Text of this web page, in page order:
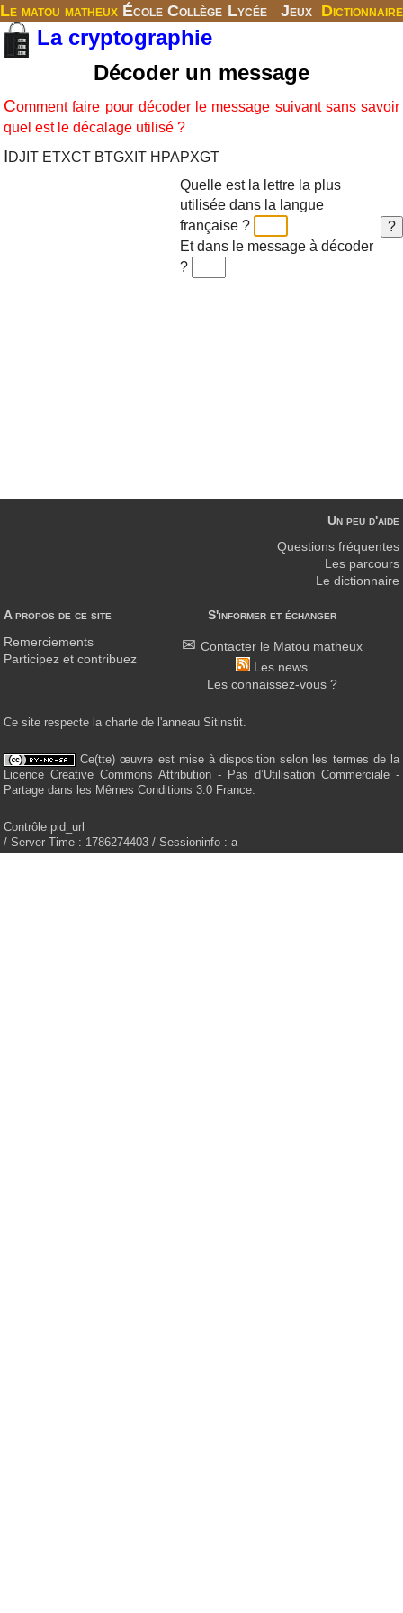
Le matou matheux École Collège Lycée Jeux Dictionnaire
La cryptographie
Décoder un message
Comment faire pour décoder le message suivant sans savoir
quel est le décalage utilisé ?
IDJIT ETXCT BTGXIT HPAPXGT
Quelle est la lettre la plus
utilisée dans la langue
française ?
Et dans le message à décoder
?
A propos de ce site
Remerciements
Participez et contribuez
S'informer et échanger
Contacter le Matou matheux
Les news
Les connaissez-vous ?
Un peu d'aide
Questions fréquentes
Les parcours
Le dictionnaire
Ce site respecte la charte de l'anneau Sitinstit.
Ce(tte) œuvre est mise à disposition selon les termes de la
Licence Creative Commons Attribution - Pas d’Utilisation Commerciale -
Partage dans les Mêmes Conditions 3.0 France.
Contrôle pid_url
/ Server Time : 1786274403 / Sessioninfo : a